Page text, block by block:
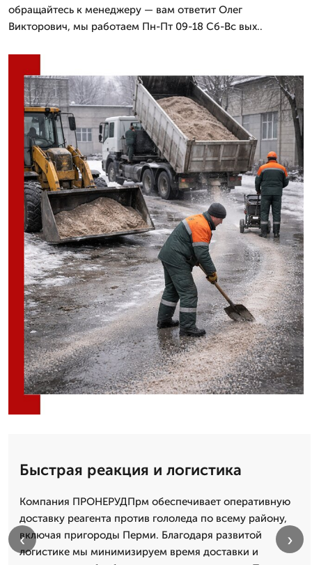
обращайтесь к менеджеру — вам ответит Олег
Викторович, мы работаем Пн-Пт 09-18 Сб-Вс вых..
Быстрая реакция и логистика
Компания ПРОНЕРУДПрм обеспечивает оперативную
доставку реагента против гололеда по всему району,
включая пригороды Перми. Благодаря развитой
логистике мы минимизируем время доставки и
‹ ›